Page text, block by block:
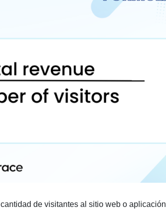
de visitantes al sitio web o aplicación